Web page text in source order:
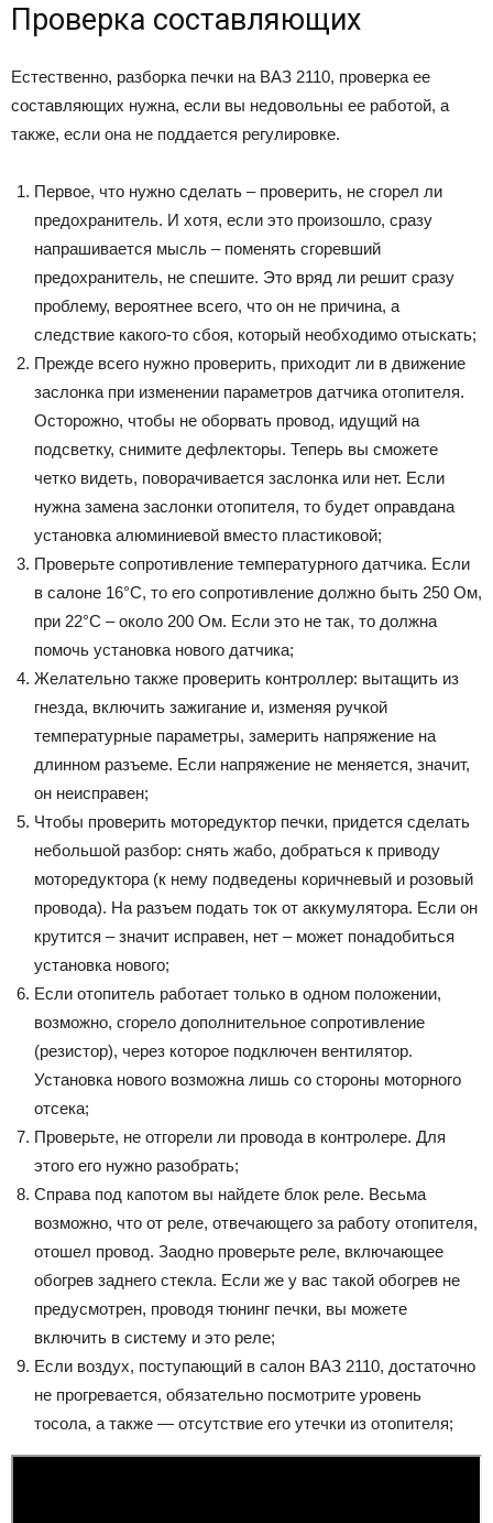
Проверка составляющих
Естественно, разборка печки на ВАЗ 2110, проверка ее
составляющих нужна, если вы недовольны ее работой, а
также, если она не поддается регулировке.
Первое, что нужно сделать – проверить, не сгорел ли
предохранитель. И хотя, если это произошло, сразу
напрашивается мысль – поменять сгоревший
предохранитель, не спешите. Это вряд ли решит сразу
проблему, вероятнее всего, что он не причина, а
следствие какого-то сбоя, который необходимо отыскать;
Прежде всего нужно проверить, приходит ли в движение
заслонка при изменении параметров датчика отопителя.
Осторожно, чтобы не оборвать провод, идущий на
подсветку, снимите дефлекторы. Теперь вы сможете
четко видеть, поворачивается заслонка или нет. Если
нужна замена заслонки отопителя, то будет оправдана
установка алюминиевой вместо пластиковой;
Проверьте сопротивление температурного датчика. Если
в салоне 16°С, то его сопротивление должно быть 250 Ом,
при 22°С – около 200 Ом. Если это не так, то должна
помочь установка нового датчика;
Желательно также проверить контроллер: вытащить из
гнезда, включить зажигание и, изменяя ручкой
температурные параметры, замерить напряжение на
длинном разъеме. Если напряжение не меняется, значит,
он неисправен;
Чтобы проверить моторедуктор печки, придется сделать
небольшой разбор: снять жабо, добраться к приводу
моторедуктора (к нему подведены коричневый и розовый
провода). На разъем подать ток от аккумулятора. Если он
крутится – значит исправен, нет – может понадобиться
установка нового;
Если отопитель работает только в одном положении,
возможно, сгорело дополнительное сопротивление
(резистор), через которое подключен вентилятор.
Установка нового возможна лишь со стороны моторного
отсека;
Проверьте, не отгорели ли провода в контролере. Для
этого его нужно разобрать;
Справа под капотом вы найдете блок реле. Весьма
возможно, что от реле, отвечающего за работу отопителя,
отошел провод. Заодно проверьте реле, включающее
обогрев заднего стекла. Если же у вас такой обогрев не
предусмотрен, проводя тюнинг печки, вы можете
включить в систему и это реле;
Если воздух, поступающий в салон ВАЗ 2110, достаточно
не прогревается, обязательно посмотрите уровень
тосола, а также — отсутствие его утечки из отопителя;